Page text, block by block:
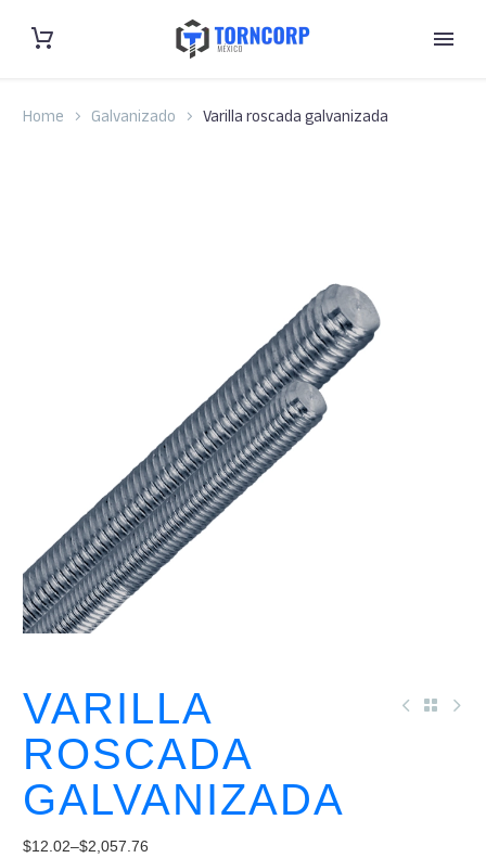
Home Galvanizado Varilla roscada galvanizada
VARILLA
ROSCADA
GALVANIZADA
$12.02–$2,057.76